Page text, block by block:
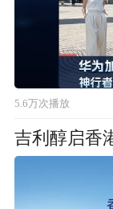
5.6万次播放
吉利醇启香